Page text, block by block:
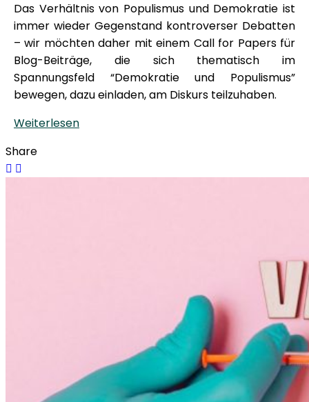
Das Verhältnis von Populismus und Demokratie ist
immer wieder Gegenstand kontroverser Debatten
– wir möchten daher mit einem Call for Papers für
Blog-Beiträge, die sich thematisch im
Spannungsfeld “Demokratie und Populismus”
bewegen, dazu einladen, am Diskurs teilzuhaben.
Weiterlesen
Share